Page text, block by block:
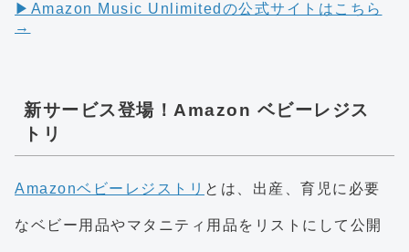
▶︎Amazon Music Unlimitedの公式サイトはこちら
→
新サービス登場！Amazon ベビーレジス
トリ
Amazonベビーレジストリ とは、出産、育児に必要
なベビー用品やマタニティ用品をリストにして公開